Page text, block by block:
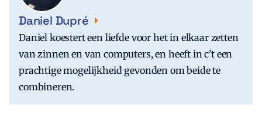
Daniel Dupré
Daniel koestert een liefde voor het in elkaar zetten
van zinnen en van computers, en heeft in c't een
prachtige mogelijkheid gevonden om beide te
combineren.